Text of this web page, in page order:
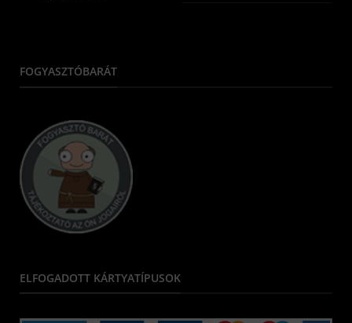
FOGYASZTÓBARÁT
ELFOGADOTT KÁRTYATÍPUSOK